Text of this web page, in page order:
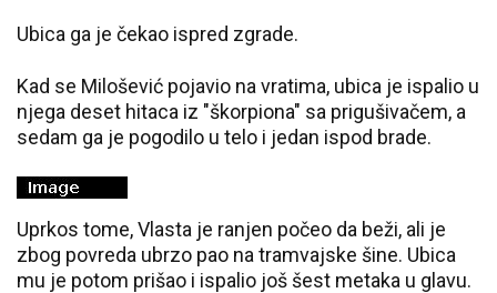
Ubica ga je čekao ispred zgrade.
Kad se Milošević pojavio na vratima, ubica je ispalio u
njega deset hitaca iz "škorpiona" sa prigušivačem, a
sedam ga je pogodilo u telo i jedan ispod brade.
Uprkos tome, Vlasta je ranjen počeo da beži, ali je
zbog povreda ubrzo pao na tramvajske šine. Ubica
mu je potom prišao i ispalio još šest metaka u glavu.